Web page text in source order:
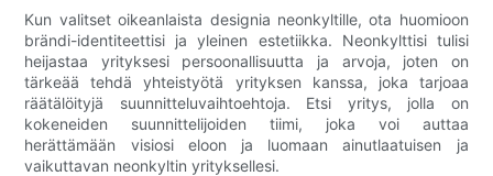
Kun valitset oikeanlaista designia neonkyltille, ota huomioon
brändi-identiteettisi ja yleinen estetiikka. Neonkylttisi tulisi
heijastaa yrityksesi persoonallisuutta ja arvoja, joten on
tärkeää tehdä yhteistyötä yrityksen kanssa, joka tarjoaa
räätälöityjä suunnitteluvaihtoehtoja. Etsi yritys, jolla on
kokeneiden suunnittelijoiden tiimi, joka voi auttaa
herättämään visiosi eloon ja luomaan ainutlaatuisen ja
vaikuttavan neonkyltin yrityksellesi.